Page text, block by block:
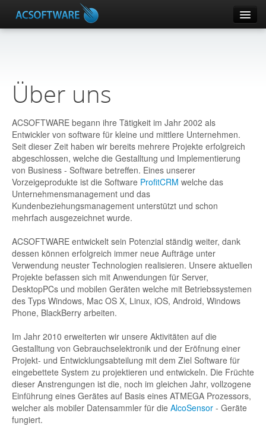
DOMOPHONE
SUPLA
Andere Produkte
Ihr Klientenkonto
Über uns
ACSOFTWARE begann ihre Tätigkeit im Jahr 2002 als
Entwickler von software für kleine und mittlere Unternehmen.
Seit dieser Zeit haben wir bereits mehrere Projekte erfolgreich
abgeschlossen, welche die Gestalltung und Implementierung
von Business - Software betreffen. Eines unserer
Vorzeigeprodukte ist die Software ProfitCRM welche das
Unternehmensmanagement und das
Kundenbeziehungsmanagement unterstützt und schon
mehrfach ausgezeichnet wurde.
ACSOFTWARE entwickelt sein Potenzial ständig weiter, dank
dessen können erfolgreich immer neue Aufträge unter
Verwendung neuster Technologien realisieren. Unsere aktuellen
Projekte befassen sich mit Anwendungen für Server,
DesktopPCs und mobilen Geräten welche mit Betriebssystemen
des Typs Windows, Mac OS X, Linux, iOS, Android, Windows
Phone, BlackBerry arbeiten.
Im Jahr 2010 erweiterten wir unsere Aktivitäten auf die
Gestalltung von Gebrauchselektronik und der Eröfnung einer
Projekt- und Entwicklungsabteilung mit dem Ziel Software für
eingebettete System zu projektieren und entwickeln. Die Früchte
dieser Anstrengungen ist die, noch im gleichen Jahr, vollzogene
Einführung eines Gerätes auf Basis eines ATMEGA Prozessors,
welcher als mobiler Datensammler für die AlcoSensor - Geräte
fungiert.